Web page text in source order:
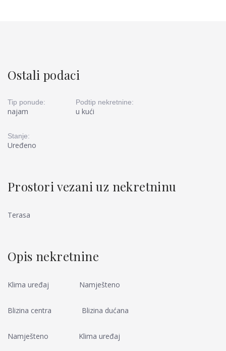
Ostali podaci
Tip ponude:
najam
Podtip nekretnine:
u kući
Stanje:
Uređeno
Prostori vezani uz nekretninu
Terasa
Opis nekretnine
Klima uređaj Namješteno
Blizina centra Blizina dućana
Namješteno Klima uređaj